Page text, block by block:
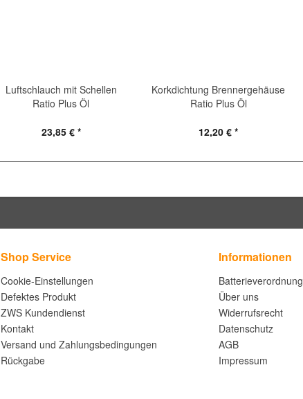
Luftschlauch mit Schellen
Ratio Plus Öl
23,85 € *
Korkdichtung Brennergehäuse
Ratio Plus Öl
12,20 € *
Shop Service
Cookie-Einstellungen
Defektes Produkt
ZWS Kundendienst
Kontakt
Versand und Zahlungsbedingungen
Rückgabe
Informationen
Batterieverordnung
Über uns
Widerrufsrecht
Datenschutz
AGB
Impressum